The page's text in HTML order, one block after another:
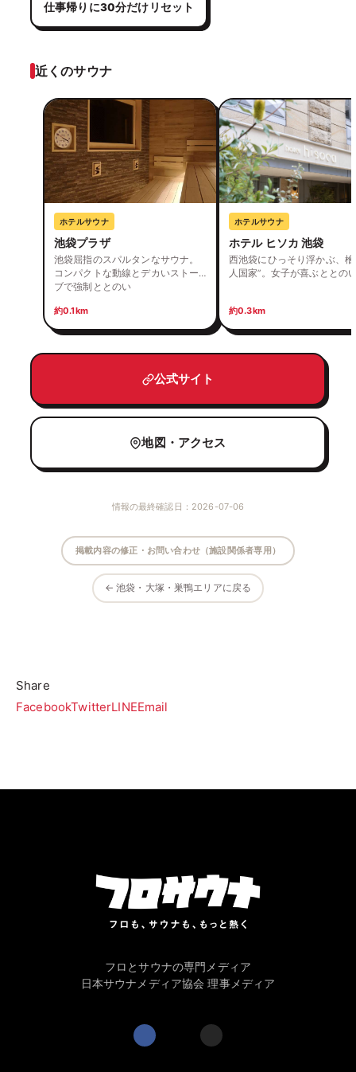
仕事帰りに30分だけリセット
近くのサウナ
ホテルサウナ
池袋プラザ
池袋屈指のスパルタンなサウナ。
コンパクトな動線とデカいストー
ブで強制ととのい
約0.1km
ホテルサウナ
ホテル ヒソカ 池袋
西池袋にひっそり浮かぶ、檜
人国家”。女子が喜ぶととの
約0.3km
公式サイト
地図・アクセス
情報の最終確認日：2026-07-06
掲載内容の修正・お問い合わせ（施設関係者専用）
← 池袋・大塚・巣鴨エリアに戻る
Share
FacebookTwitterLINEEmail
フロとサウナの専門メディア
日本サウナメディア協会 理事メディア